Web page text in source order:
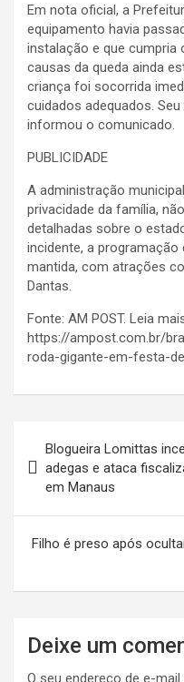
Em nota oficial, a
equipamento havia
instalação e que
causas da queda ainda
criança foi socorrida
cuidados adequados.
informou o comunicado.
PUBLICIDADE
A administração
privacidade da família,
detalhadas sobre o
incidente, a
mantida, com atrações
Dantas.
Fonte: AM POST. Leia
https://ampost.com.br/
roda-gigante-em-festa-
de
Post
Blogueira Lomittas
adegas e ataca
em Manaus
Filho é preso após
Deixe um
O seu endereço de e-